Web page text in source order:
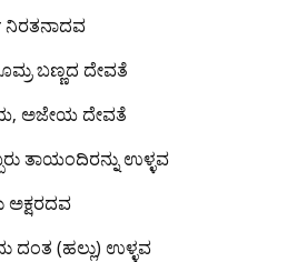
ನಿರತನಾದವ
ಬಣ್ಣದ ದೇವತೆ
ಅಜೇಯ ದೇವತೆ
ತಾಯಂದಿರನ್ನು ಉಳ್ಳವ
ಅಕ್ಷರದವ
ದಂತ (ಹಲ್ಲು) ಉಳ್ಳವ